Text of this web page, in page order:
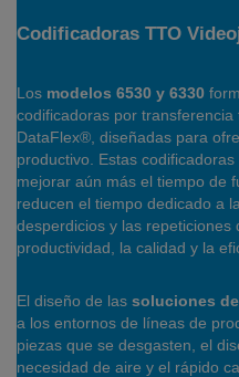
Codificadoras TTO
Los modelos 6530 y 6330
codificadoras por
DataFlex®, diseñadas para
productivo. Estas
mejorar aún más el tiempo de
reducen el tiempo dedicado a
desperdicios y las repeticiones
productividad, la calidad y la
El diseño de las soluciones
a los entornos de líneas de
piezas que se desgasten, el
necesidad de aire y el rápido